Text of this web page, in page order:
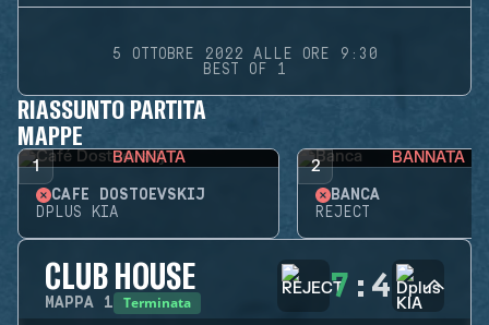
5 OTTOBRE 2022 ALLE ORE 9:30
BEST OF 1
RIASSUNTO PARTITA
MAPPE
1 BANNATA
CAFÉ DOSTOEVSKIJ
DPLUS KIA
2 BANNATA
BANCA
REJECT
CLUB HOUSE
MAPPA 1 Terminata 7 : 4